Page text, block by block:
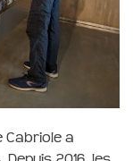
Cabriole a